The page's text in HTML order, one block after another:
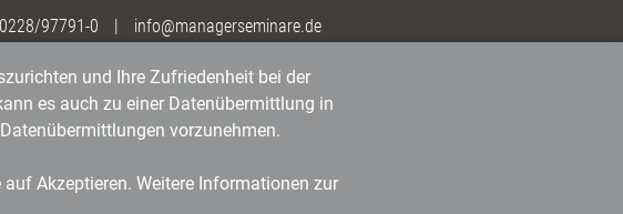
0228/97791-0 | info@managerseminare.de
und Ihre Zufriedenheit bei der
es auch zu einer Datenübermittlung in
vorzunehmen.
Akzeptieren. Weitere Informationen zur